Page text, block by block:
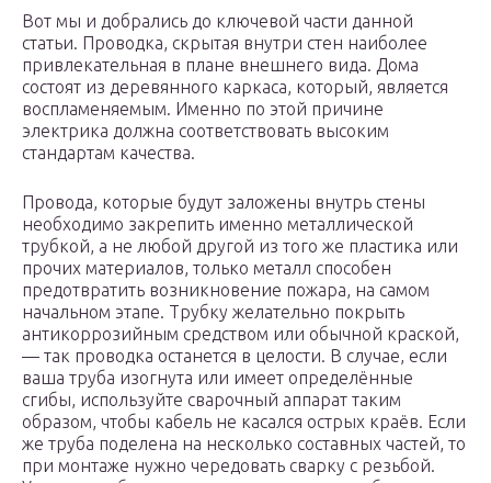
Вот мы и добрались до ключевой части данной
статьи. Проводка, скрытая внутри стен наиболее
привлекательная в плане внешнего вида. Дома
состоят из деревянного каркаса, который, является
воспламеняемым. Именно по этой причине
электрика должна соответствовать высоким
стандартам качества.
Провода, которые будут заложены внутрь стены
необходимо закрепить именно металлической
трубкой, а не любой другой из того же пластика или
прочих материалов, только металл способен
предотвратить возникновение пожара, на самом
начальном этапе. Трубку желательно покрыть
антикоррозийным средством или обычной краской,
— так проводка останется в целости. В случае, если
ваша труба изогнута или имеет определённые
сгибы, используйте сварочный аппарат таким
образом, чтобы кабель не касался острых краёв. Если
же труба поделена на несколько составных частей, то
при монтаже нужно чередовать сварку с резьбой.